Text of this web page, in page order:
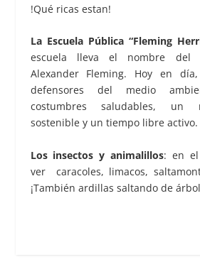
!Qué ricas estan!
La Escuela Pública “Fleming
escuela lleva el nombre del
Alexander Fleming. Hoy en
defensores del medio
costumbres saludables, un
sostenible y un tiempo libre activo.
Los insectos y animalillos: en el
ver caracoles, limacos,
¡También ardillas saltando de